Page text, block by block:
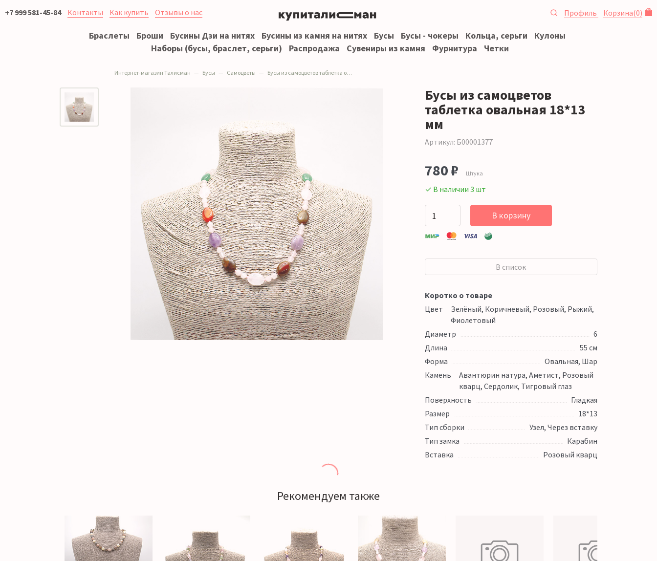
+7 999 581-45-84 Контакты Как купить Отзывы о нас Профиль Корзина(0)
Браслеты Броши Бусины Дзи на нитях Бусины из камня на нитях Бусы Бусы - чокеры Кольца, серьги
Кулоны
Наборы (бусы, браслет, серьги)
Распродажа Сувениры из камня Фурнитура Четки
Интернет-магазин Талисман Бусы Самоцветы Бусы из самоцветов таблетка овальная 18*13 мм
Бусы из самоцветов
таблетка овальная 18*13
мм
Артикул: Б00001377
780 ₽ Штука
✓ В наличии 3 шт
В корзину
В список
Коротко о товаре
Цвет
Зелёный, Коричневый, Розовый, Рыжий,
Фиолетовый
Диаметр
6
Длина
55 см
Форма
Овальная, Шар
Камень
Авантюрин натура, Аметист, Розовый
кварц, Сердолик, Тигровый глаз
Поверхность
Гладкая
Размер
18*13
Тип сборки
Узел, Через вставку
Тип замка
Карабин
Вставка
Розовый кварц
Рекомендуем также